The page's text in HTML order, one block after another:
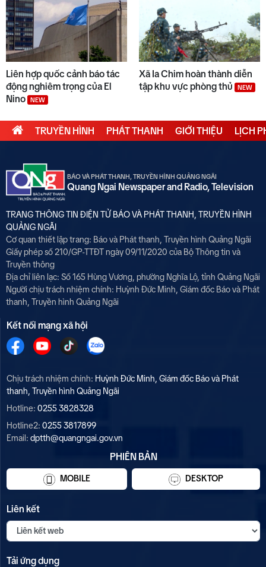
Liên hợp quốc cảnh báo tác
động nghiêm trọng của El
Nino
NEW
Xã Ia Chim hoàn thành diễn
tập khu vực phòng thủ
NEW
TRUYỀN HÌNH PHÁT THANH GIỚI THIỆU LỊCH
BÁO VÀ PHÁT THANH, TRUYỀN HÌNH QUẢNG NGÃI
Quang Ngai Newspaper and Radio, Television
TRANG THÔNG TIN ĐIỆN TỬ BÁO VÀ PHÁT THANH, TRUYỀN HÌNH
QUẢNG NGÃI
Cơ quan thiết lập trang: Báo và Phát thanh, Truyền hình Quảng Ngãi
Giấy phép số 210/GP-TTĐT ngày 09/11/2020 của Bộ Thông tin và
Truyền thông
Địa chỉ liên lạc: Số 165 Hùng Vương, phường Nghĩa Lộ, tỉnh Quảng Ngãi
Người chịu trách nhiệm chính: Huỳnh Đức Minh, Giám đốc Báo và Phát
thanh, Truyền hình Quảng Ngãi
Kết nối mạng xã hội
Chịu trách nhiệm chính: Huỳnh Đức Minh, Giám đốc Báo và Phát
thanh, Truyền hình Quảng Ngãi
Hotline: 0255 3828328
Hotline2: 0255 3817899
Email: dptth@quangngai.gov.vn
PHIÊN BẢN
MOBILE DESKTOP
Liên kết
Tải ứng dụng